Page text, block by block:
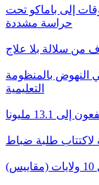
إلى باماكو تحت
حراسة مشددة
من سلالة بلا علاج
النهوض بالمنظومة
التعليمية
مليونا
لاكتتاب طلبة ضباط